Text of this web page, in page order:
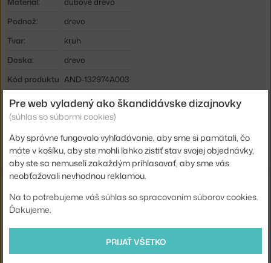
Podnož:
drevo
Tvar:
kruh
Doska:
drevo
Kód produktu AND-132974A003
EAN
5705385020562
Shopping from the EU? Switch toIn Between SK14, smoked oak
IN BETWEEN SK1, SMOKED OAK
Pre web vyladený ako škandidávske dizajnovky
(súhlas so súbormi cookies)
Aby správne fungovalo vyhľadávanie, aby sme si pamätali, čo
máte v košíku, aby ste mohli ľahko zistiť stav svojej objednávky,
aby ste sa nemuseli zakaždým prihlasovať, aby sme vás
neobťažovali nevhodnou reklamou.
Na to potrebujeme váš súhlas so spracovaním súborov cookies.
Ďakujeme.
PRIJAŤ VŠETKO